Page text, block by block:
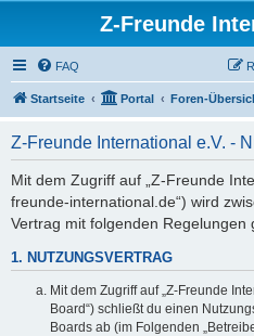
Z-Freunde
FAQ
Startseite Portal Foren-
Z-Freunde International e.V. -
Mit dem Zugriff auf „Z-Freunde
freunde-international.de“) wird
Vertrag mit folgenden Regelungen
1. NUTZUNGSVERTRAG
Mit dem Zugriff auf „Z-Freunde
Board“) schließt du einen
Boards ab (im Folgenden